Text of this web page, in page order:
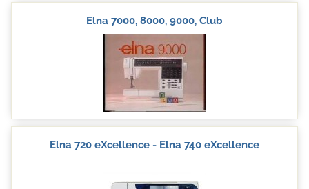
Elna 7000, 8000, 9000, Club
Elna 720 eXcellence - Elna 740 eXcellence